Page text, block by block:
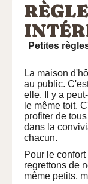
Petites
La maison
au public.
elle. Il y a
le même toit.
profiter de
dans la
chacun.
Pour le
regrettons de
même petits,